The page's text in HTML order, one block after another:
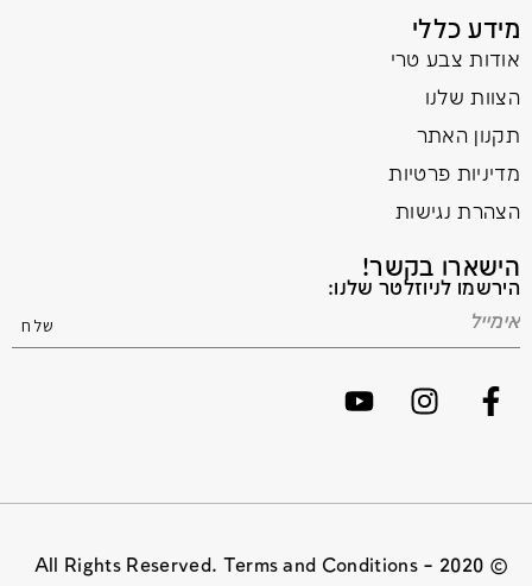
מידע כללי
אודות צבע טרי
הצוות שלנו
תקנון האתר
מדיניות פרטיות
הצהרת נגישות
הישארו בקשר!
הירשמו לניוזלטר שלנו:
© 2020 All Rights Reserved. Terms and Conditions –